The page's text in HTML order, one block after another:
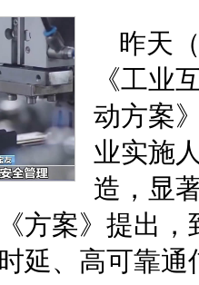
昨天
《工业
动方案
业实施
造，显
方案》提出，
延、高可靠